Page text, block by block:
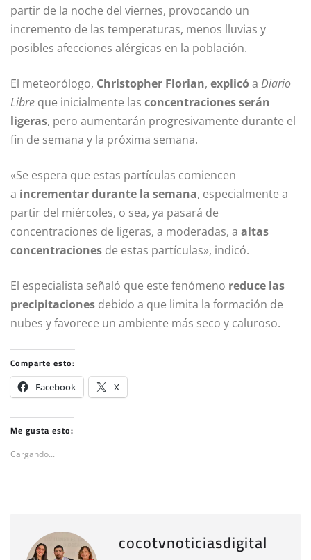
partir de la noche del viernes, provocando un
incremento de las temperaturas, menos lluvias y
posibles afecciones alérgicas en la población.
El meteorólogo, Christopher Florian, explicó a Diario
Libre que inicialmente las concentraciones serán
ligeras, pero aumentarán progresivamente durante el
fin de semana y la próxima semana.
«Se espera que estas partículas comiencen
a incrementar durante la semana, especialmente a
partir del miércoles, o sea, ya pasará de
concentraciones de ligeras, a moderadas, a altas
concentraciones de estas partículas», indicó.
El especialista señaló que este fenómeno reduce las
precipitaciones debido a que limita la formación de
nubes y favorece un ambiente más seco y caluroso.
Comparte esto:
Facebook X
Me gusta esto:
Cargando...
cocotvnoticiasdigital